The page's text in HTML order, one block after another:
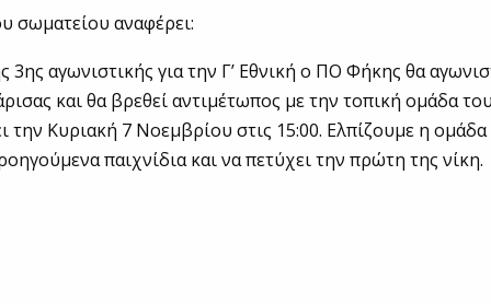
σωματείου αναφέρει:
3ης αγωνιστικής για την Γ’ Εθνική ο ΠΟ Φήκης θα
και θα βρεθεί αντιμέτωπος με την τοπική ομάδα
την Κυριακή 7 Νοεμβρίου στις 15:00. Ελπίζουμε η
παιχνίδια και να πετύχει την πρώτη της νίκη.